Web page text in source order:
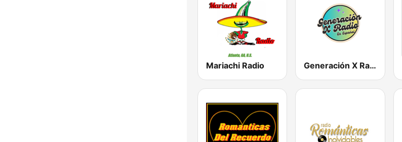
Mariachi Radio Generación X Radio En Español